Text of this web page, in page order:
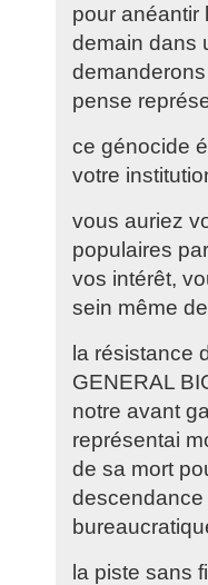
pour anéantir
demain dans
pense
ce génocide
votre
vous auriez
populaires
vos intérêt,
sein même
la résistance
GENERAL
notre avant
représentai
de sa mort
descendance
la piste sans